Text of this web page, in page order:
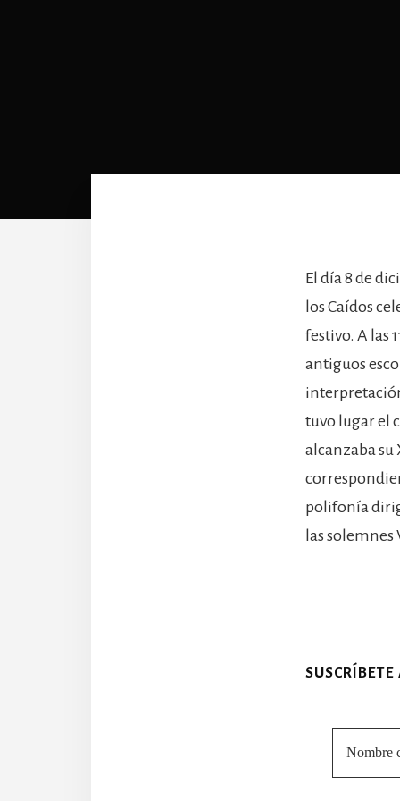
El día 8 de
los Caídos
festivo. A las
antiguos
tuvo lugar el
alcanzaba su
polifonía
las solemnes